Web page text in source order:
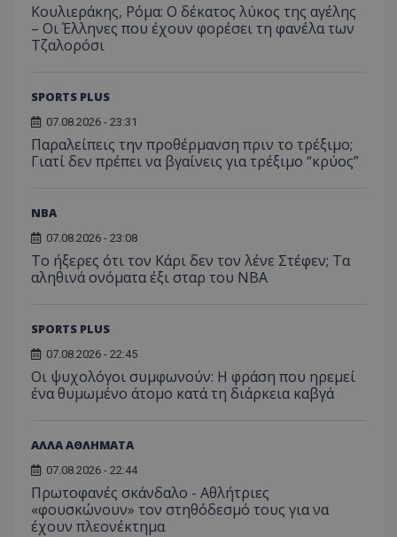
Κουλιεράκης, Ρόμα: Ο δέκατος λύκος της αγέλης
– Οι Έλληνες που έχουν φορέσει τη φανέλα των
Τζαλορόσι
SPORTS PLUS
07.08.2026 - 23:31
Παραλείπεις την προθέρμανση πριν το τρέξιμο;
Γιατί δεν πρέπει να βγαίνεις για τρέξιμο “κρύος”
NBA
07.08.2026 - 23:08
Το ήξερες ότι τον Κάρι δεν τον λένε Στέφεν; Τα
αληθινά ονόματα έξι σταρ του NBA
SPORTS PLUS
07.08.2026 - 22:45
Οι ψυχολόγοι συμφωνούν: Η φράση που ηρεμεί
ένα θυμωμένο άτομο κατά τη διάρκεια καβγά
ΑΛΛΑ ΑΘΛΗΜΑΤΑ
07.08.2026 - 22:44
Πρωτοφανές σκάνδαλο - Aθλήτριες
«φουσκώνουν» τον στηθόδεσμό τους για να
έχουν πλεονέκτημα